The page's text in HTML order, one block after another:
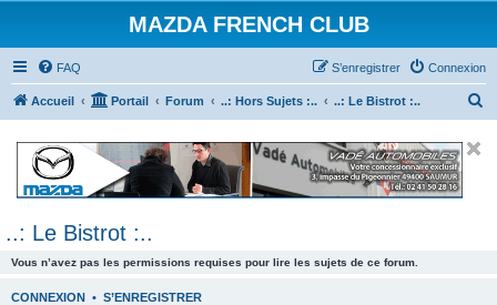
MAZDA FRENCH CLUB
FAQ Connexion
S’enregistrer
Accueil Portail Forum ..: Hors Sujets :.. ..: Le Bistrot :..
..: Le Bistrot :..
Vous n’avez pas les permissions requises pour lire les sujets de ce forum.
CONNEXION • S’ENREGISTRER